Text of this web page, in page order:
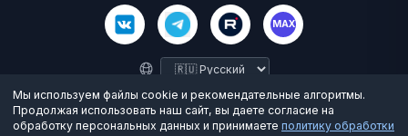
MAX
©2026Велес Вояж. Все права защищены.
Мы используем файлы cookie и рекомендательные алгоритмы.
Продолжая использовать наш сайт, вы даете согласие на
обработку персональных данных и принимаете политику обработки